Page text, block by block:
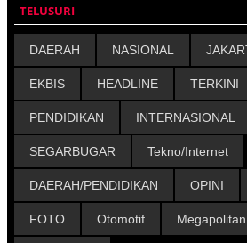
TELUSURI
DAERAH NASIONAL
EKBIS HEADLINE TERKINI
PENDIDIKAN INTERNASIONAL
SEGARBUGAR Tekno/Internet
DAERAH/PENDIDIKAN OPINI
FOTO Otomotif Megapolitan